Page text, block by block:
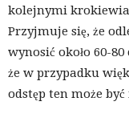
kolejnymi
Przyjmuje się, że
wynosić około 60-
że w przypadku
odstęp ten może